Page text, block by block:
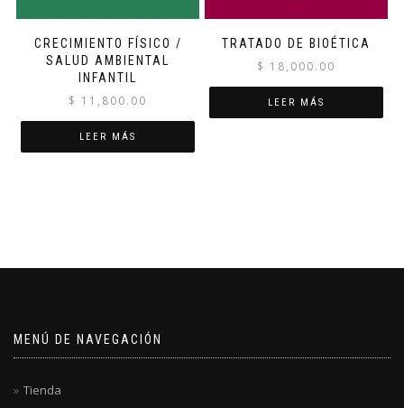
CRECIMIENTO FÍSICO /
SALUD AMBIENTAL
INFANTIL
$ 11,800.00
LEER MÁS
TRATADO DE BIOÉTICA
$ 18,000.00
LEER MÁS
MENÚ DE NAVEGACIÓN
Tienda